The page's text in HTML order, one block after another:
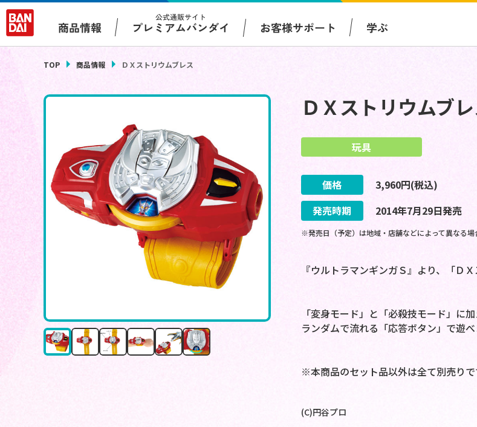
商品情報
公式通販サイト
プレミアムバンダイ お客様サポート 学ぶ
TOP 商品情報 ＤＸストリウムブレス
ＤＸストリウムブ
玩具
価格 3,960円(税込)
発売時期
2014年7月29日発売
※発売日（予定）は地域・店舗などによって異なる場
『ウルトラマンギンガＳ』より、「Ｄ
「変身モード」と「必殺技モード」に
ランダムで流れる「応答ボタン」で遊べ
※本商品のセット品以外は全て別売りで
(C)円谷プロ